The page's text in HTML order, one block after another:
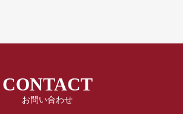
CONTACT
お問い合わせ